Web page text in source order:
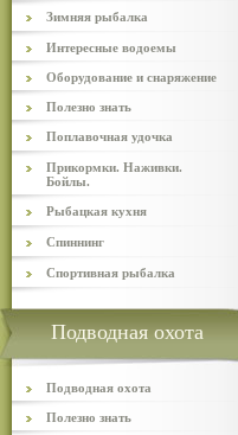
Зимняя рыбалка
Интересные водоемы
Оборудование и снаряжение
Полезно знать
Поплавочная удочка
Прикормки. Наживки.
Бойлы.
Рыбацкая кухня
Спиннинг
Спортивная рыбалка
Подводная охота
Подводная охота
Полезно знать